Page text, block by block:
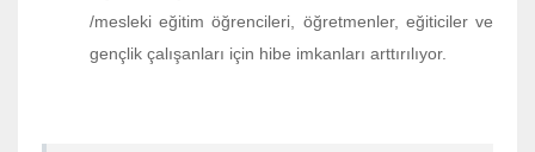
/mesleki eğitim öğrencileri, öğretmenler, eğiticiler ve
gençlik çalışanları için hibe imkanları arttırılıyor.